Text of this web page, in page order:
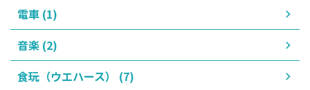
電車 (1)
音楽 (2)
食玩（ウエハース） (7)